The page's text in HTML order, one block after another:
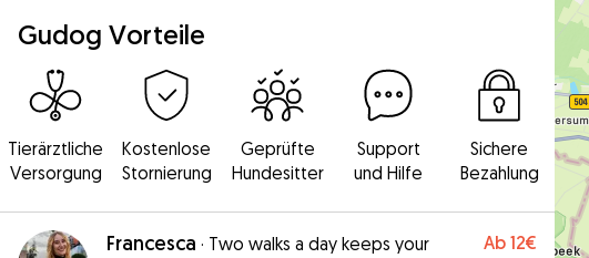
Gudog Vorteile
Tierärztliche
Versorgung
Kostenlose
Stornierung
Geprüfte
Hundesitter
Support
und Hilfe
Sichere
Bezahlung
Francesca · Two walks a day keeps your
Ab 12€